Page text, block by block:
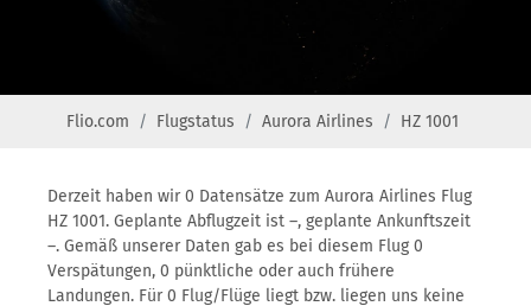
Flio.com Flugstatus Aurora Airlines HZ 1001
Derzeit haben wir 0 Datensätze zum Aurora Airlines Flug
HZ 1001. Geplante Abflugzeit ist –, geplante Ankunftszeit
–. Gemäß unserer Daten gab es bei diesem Flug 0
Verspätungen, 0 pünktliche oder auch frühere
Landungen. Für 0 Flug/Flüge liegt bzw. liegen uns keine